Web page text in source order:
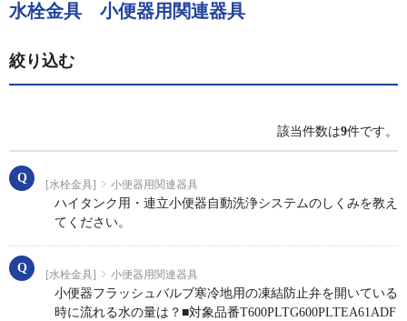
水栓金具 小便器用関連器具
絞り込む
該当件数は9件です。
[水栓金具] 小便器用関連器具
ハイタンク用・連立小便器自動洗浄システムのしくみを教え
てください。
[水栓金具] 小便器用関連器具
小便器フラッシュバルブ寒冷地用の凍結防止弁を開いている
時に流れる水の量は？■対象品番T600PLTG600PLTEA61ADF